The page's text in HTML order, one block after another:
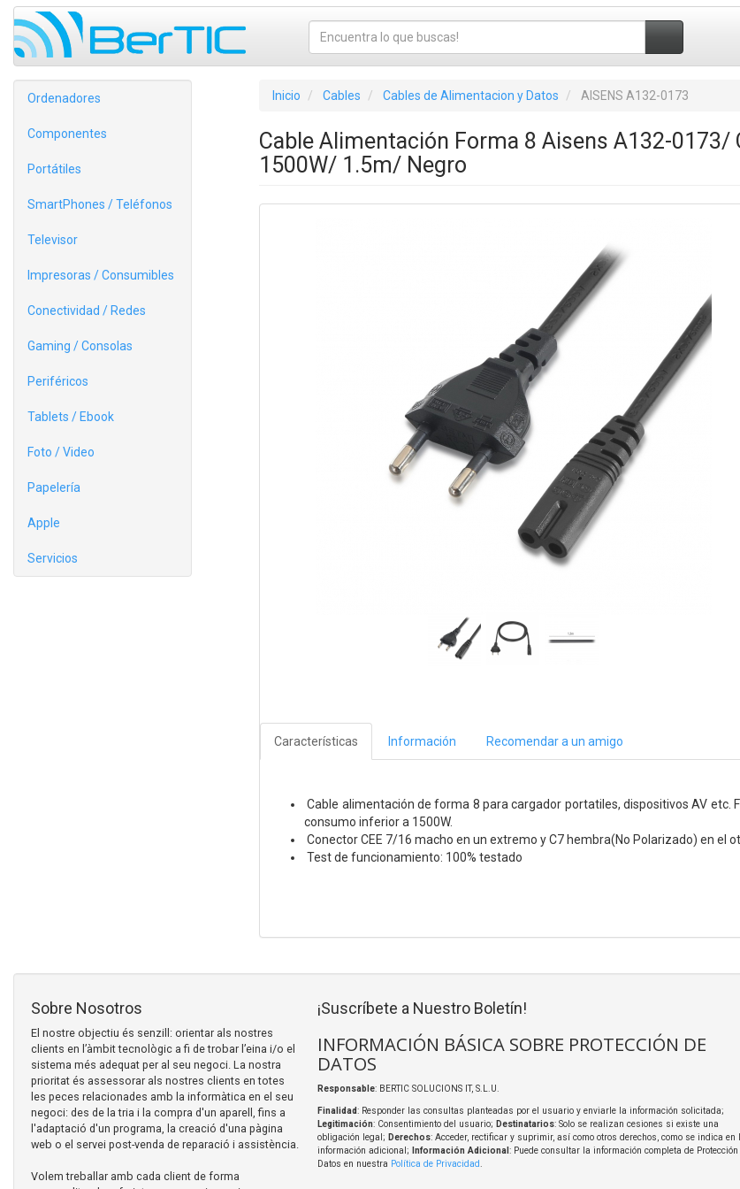
Ordenadores
Componentes
Portátiles
SmartPhones / Teléfonos
Televisor
Impresoras / Consumibles
Conectividad / Redes
Gaming / Consolas
Periféricos
Tablets / Ebook
Foto / Video
Papelería
Apple
Servicios
Inicio Cables Cables de Alimentacion y Datos AISENS A132-0173
Cable Alimentación Forma 8 Aisens A132-
1500W/ 1.5m/ Negro
Características Información Recomendar a un amigo
Cable alimentación de forma 8 para cargador portatiles, dispositivos AV etc.
consumo inferior a 1500W.
Conector CEE 7/16 macho en un extremo y C7 hembra(No Polarizado) en el
Test de funcionamiento: 100% testado
Sobre Nosotros
El nostre objectiu és senzill: orientar als nostres
clients en l’àmbit tecnològic a fi de trobar l’eina i/o el
sistema més adequat per al seu negoci. La nostra
prioritat és assessorar als nostres clients en totes
les peces relacionades amb la informàtica en el seu
negoci: des de la tria i la compra d'un aparell, fins a
l'adaptació d'un programa, la creació d'una pàgina
web o el servei post-venda de reparació i assistència.
Volem treballar amb cada client de forma
¡Suscríbete a Nuestro Boletín!
INFORMACIÓN BÁSICA SOBRE PROTECCIÓN DE
DATOS
Responsable: BERTIC SOLUCIONS IT, S.L.U.
Finalidad: Responder las consultas planteadas por el usuario y enviarle la información solicitada;
Legitimación: Consentimiento del usuario; Destinatarios: Solo se realizan cesiones si existe una
obligación legal; Derechos: Acceder, rectificar y suprimir, así como otros derechos, como se indica en
información adicional;
Información Adicional : Puede consultar la información completa de Protección
Datos en nuestra Política de Privacidad.